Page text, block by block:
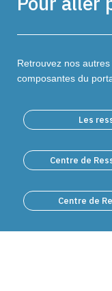
Retrouvez nos
composantes du
Les
Centre de
Centre de